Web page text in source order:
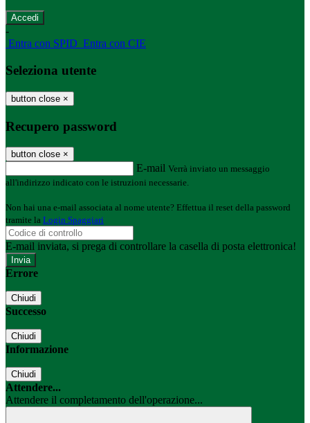
-
Entra con SPID Entra con CIE
Seleziona utente
button close ×
Recupero password
button close ×
E-mail Verrà inviato un messaggio
all'indirizzo indicato con le istruzioni necessarie.
Non hai una e-mail associata al nome utente? Effettua il reset della password
tramite la Login Spaggiari
E-mail inviata, si prega di controllare la casella di posta elettronica!
Errore
Chiudi
Successo
Chiudi
Informazione
Chiudi
Attendere...
Attendere il completamento dell'operazione...